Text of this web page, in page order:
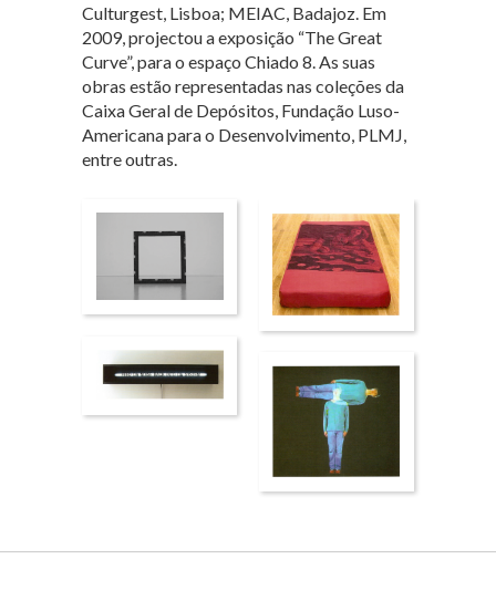
Culturgest, Lisboa; MEIAC, Badajoz. Em
2009, projectou a exposição “The Great
Curve”, para o espaço Chiado 8. As suas
obras estão representadas nas coleções da
Caixa Geral de Depósitos, Fundação Luso-
Americana para o Desenvolvimento, PLMJ,
entre outras.